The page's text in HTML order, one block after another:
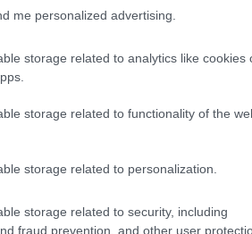
me personalized advertising.
storage related to analytics like cookies
storage related to functionality of the
storage related to personalization.
storage related to security, including
fraud prevention, and other user